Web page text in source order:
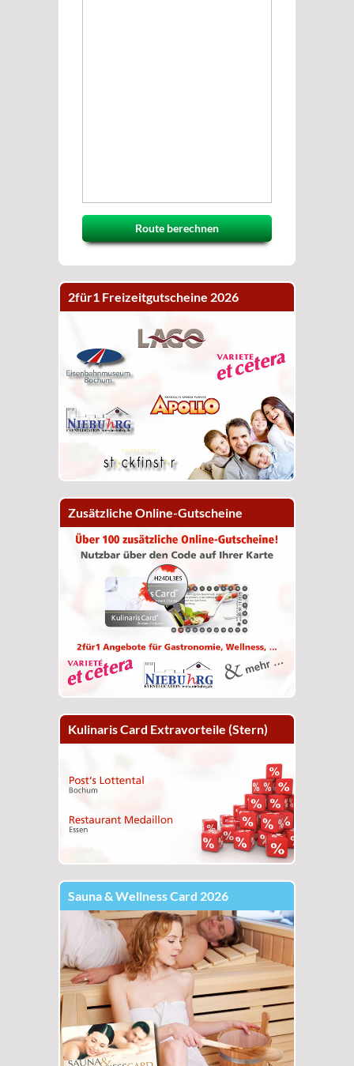
Route berechnen
2für1 Freizeitgutscheine 2026
Zusätzliche Online-Gutscheine
Kulinaris Card Extravorteile (Stern)
Sauna & Wellness Card 2026